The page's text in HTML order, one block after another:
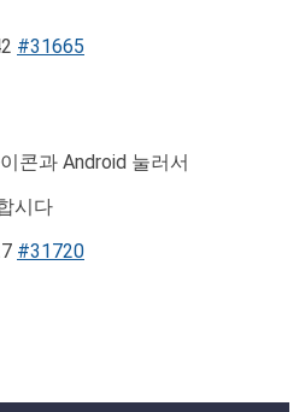
#31665
콘과 Android 눌러서
시다
#31720